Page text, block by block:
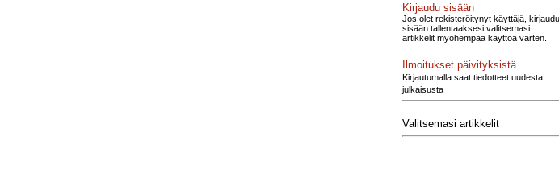
Kirjaudu sisään
Jos olet rekisteröitynyt käyttäjä, kirjaudu
sisään tallentaaksesi valitsemasi
artikkelit myöhempää käyttöä varten.
Ilmoitukset päivityksistä
Kirjautumalla saat tiedotteet uudesta
julkaisusta
Valitsemasi artikkelit